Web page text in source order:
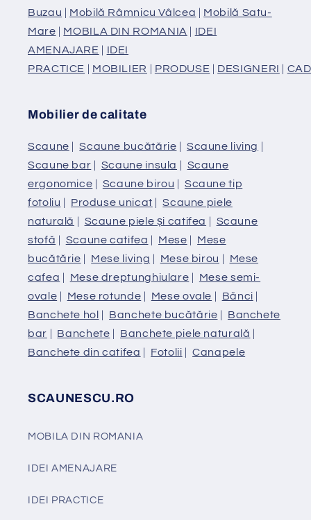
Buzau | Mobilă Râmnicu Vâlcea | Mobilă Satu-
Mare | MOBILA DIN ROMANIA | IDEI
AMENAJARE | IDEI
PRACTICE | MOBILIER | PRODUSE | DESIGNERI |
Mobilier de calitate
Scaune |Scaune bucătărie | Scaune living |
Scaune bar | Scaune insula | Scaune
ergonomice | Scaune birou | Scaune tip
fotoliu | Produse unicat |Scaune piele
naturală | Scaune piele și catifea | Scaune
stofă | Scaune catifea | Mese | Mese
bucătărie | Mese living | Mese birou | Mese
cafea | Mese dreptunghiulare | Mese semi-
ovale | Mese rotunde | Mese ovale | Bănci |
Banchete hol | Banchete bucătărie | Banchete
bar | Banchete | Banchete piele naturală |
Banchete din catifea | Fotolii |Canapele
SCAUNESCU.RO
MOBILA DIN ROMANIA
IDEI AMENAJARE
IDEI PRACTICE